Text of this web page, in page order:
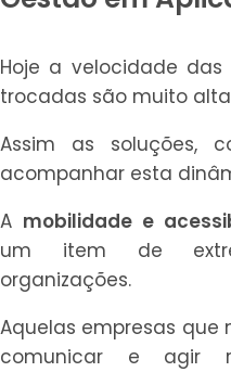
Hoje a velocidade
trocadas são muito
Assim as soluções,
acompanhar esta
A mobilidade e
um item de
organizações.
Aquelas empresas que
comunicar e agir